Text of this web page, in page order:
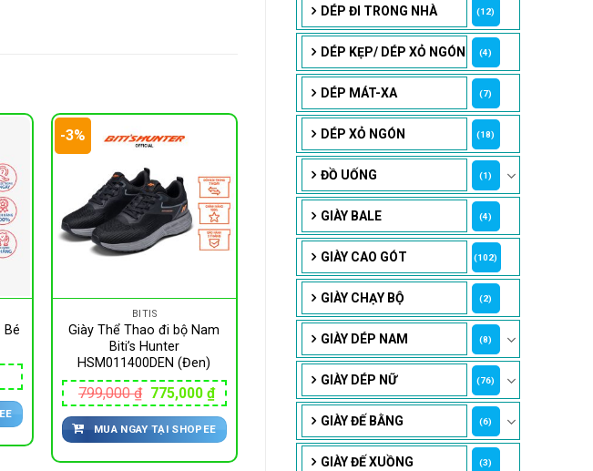
DÉP ĐI TRONG NHÀ (12)
DÉP KẸP/ DÉP XỎ NGÓN (4)
DÉP MÁT-XA (7)
DÉP XỎ NGÓN (18)
ĐỒ UỐNG (1)
GIÀY BALE (4)
GIÀY CAO GÓT (102)
GIÀY CHẠY BỘ (2)
GIÀY DÉP NAM (8)
GIÀY DÉP NỮ (76)
GIÀY ĐẾ BẰNG (6)
GIÀY ĐẾ XUỒNG (3)
Bé
-3%
BITIS
Giày Thể Thao đi bộ Nam
Biti’s Hunter
HSM011400DEN (Đen)
799,000₫ Giá
gốc
là:
799,000 ₫.
775,000 ₫Giá
hiện
tại
là:
775,000 ₫.
MUA NGAY TẠI SHOPEE